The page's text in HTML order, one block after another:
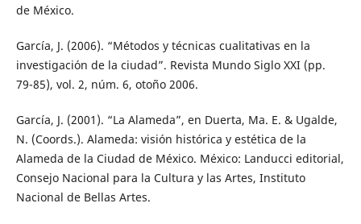
de México.
García, J. (2006). “Métodos y técnicas cualitativas en la
investigación de la ciudad”. Revista Mundo Siglo XXI (pp.
79-85), vol. 2, núm. 6, otoño 2006.
García, J. (2001). “La Alameda”, en Duerta, Ma. E. & Ugalde,
N. (Coords.). Alameda: visión histórica y estética de la
Alameda de la Ciudad de México. México: Landucci editorial,
Consejo Nacional para la Cultura y las Artes, Instituto
Nacional de Bellas Artes.